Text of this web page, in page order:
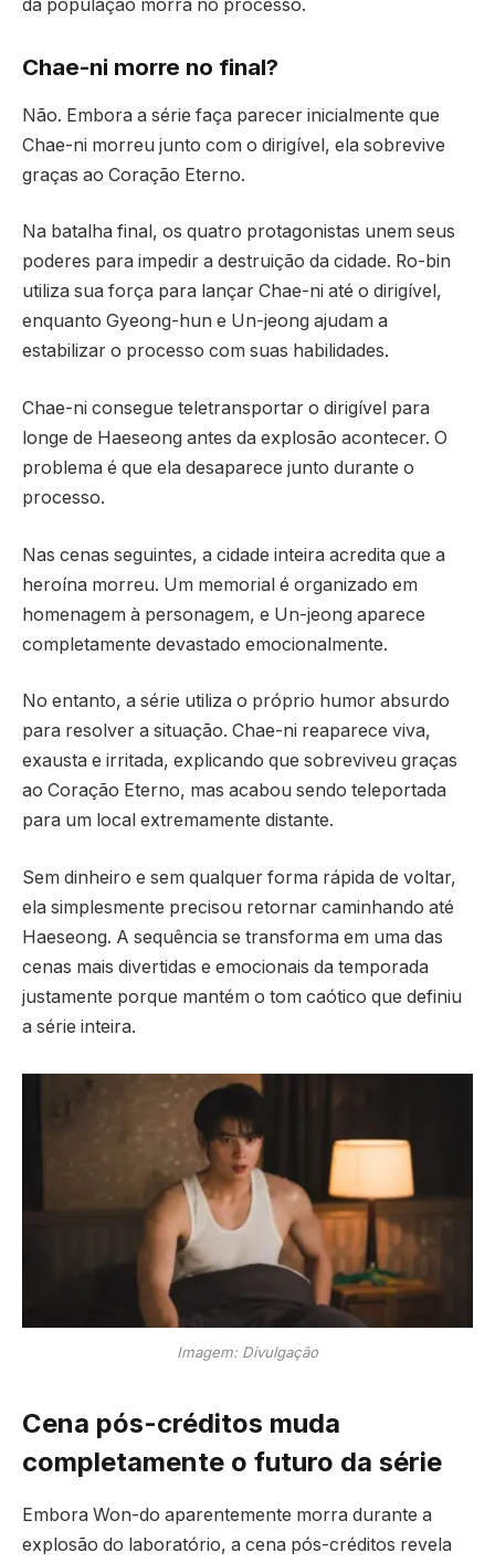
da população morra no processo.
Chae-ni morre no final?
Não. Embora a série faça parecer inicialmente que
Chae-ni morreu junto com o dirigível, ela sobrevive
graças ao Coração Eterno.
Na batalha final, os quatro protagonistas unem seus
poderes para impedir a destruição da cidade. Ro-bin
utiliza sua força para lançar Chae-ni até o dirigível,
enquanto Gyeong-hun e Un-jeong ajudam a
estabilizar o processo com suas habilidades.
Chae-ni consegue teletransportar o dirigível para
longe de Haeseong antes da explosão acontecer. O
problema é que ela desaparece junto durante o
processo.
Nas cenas seguintes, a cidade inteira acredita que a
heroína morreu. Um memorial é organizado em
homenagem à personagem, e Un-jeong aparece
completamente devastado emocionalmente.
No entanto, a série utiliza o próprio humor absurdo
para resolver a situação. Chae-ni reaparece viva,
exausta e irritada, explicando que sobreviveu graças
ao Coração Eterno, mas acabou sendo teleportada
para um local extremamente distante.
Sem dinheiro e sem qualquer forma rápida de voltar,
ela simplesmente precisou retornar caminhando até
Haeseong. A sequência se transforma em uma das
cenas mais divertidas e emocionais da temporada
justamente porque mantém o tom caótico que definiu
a série inteira.
Imagem: Divulgação
Cena pós-créditos muda
completamente o futuro da série
Embora Won-do aparentemente morra durante a
explosão do laboratório, a cena pós-créditos revela